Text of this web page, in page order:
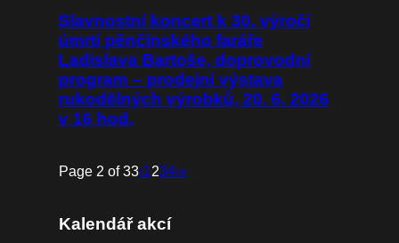
Slavnostní koncert k 30. výročí
úmrtí pěnčínského faráře
Ladislava Bartoše, doprovodní
program – prodejní výstava
rukodělných výrobků, 20. 6. 2026
v 16 hod.
Page 2 of 33‹1234›»
Kalendář akcí